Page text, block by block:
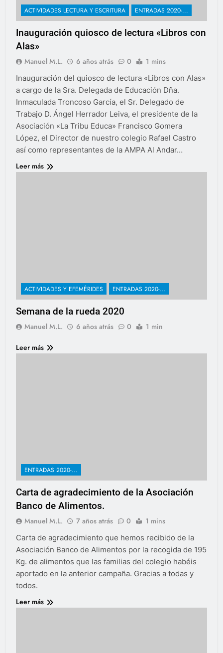
ACTIVIDADES LECTURA Y ESCRITURA ENTRADAS 2020-...
Inauguración quiosco de lectura «Libros con
Alas»
Manuel M.L. 6 años atrás 0 1 mins
Inauguración del quiosco de lectura «Libros con Alas»
a cargo de la Sra. Delegada de Educación Dña.
Inmaculada Troncoso García, el Sr. Delegado de
Trabajo D. Ángel Herrador Leiva, el presidente de la
Asociación «La Tribu Educa» Francisco Gomera
López, el Director de nuestro colegio Rafael Castro
así como representantes de la AMPA Al Andar…
Leer más
ACTIVIDADES Y EFEMÉRIDES ENTRADAS 2020-...
Semana de la rueda 2020
Manuel M.L. 6 años atrás 0 1 min
Leer más
ENTRADAS 2020-...
Carta de agradecimiento de la Asociación
Banco de Alimentos.
Manuel M.L. 7 años atrás 0 1 mins
Carta de agradecimiento que hemos recibido de la
Asociación Banco de Alimentos por la recogida de 195
Kg. de alimentos que las familias del colegio habéis
aportado en la anterior campaña. Gracias a todas y
todos.
Leer más